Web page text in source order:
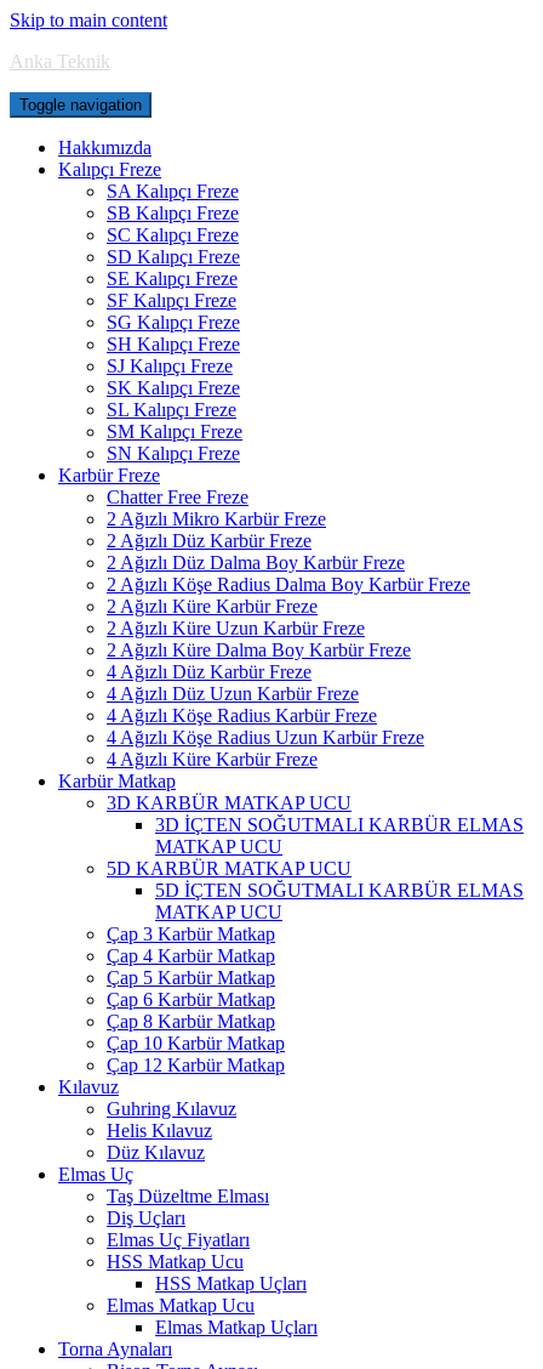
Skip to main content
Anka Teknik
Toggle navigation
Hakkımızda
Kalıpçı Freze
SA Kalıpçı Freze
SB Kalıpçı Freze
SC Kalıpçı Freze
SD Kalıpçı Freze
SE Kalıpçı Freze
SF Kalıpçı Freze
SG Kalıpçı Freze
SH Kalıpçı Freze
SJ Kalıpçı Freze
SK Kalıpçı Freze
SL Kalıpçı Freze
SM Kalıpçı Freze
SN Kalıpçı Freze
Karbür Freze
Chatter Free Freze
2 Ağızlı Mikro Karbür Freze
2 Ağızlı Düz Karbür Freze
2 Ağızlı Düz Dalma Boy Karbür Freze
2 Ağızlı Köşe Radius Dalma Boy Karbür Freze
2 Ağızlı Küre Karbür Freze
2 Ağızlı Küre Uzun Karbür Freze
2 Ağızlı Küre Dalma Boy Karbür Freze
4 Ağızlı Düz Karbür Freze
4 Ağızlı Düz Uzun Karbür Freze
4 Ağızlı Köşe Radius Karbür Freze
4 Ağızlı Köşe Radius Uzun Karbür Freze
4 Ağızlı Küre Karbür Freze
Karbür Matkap
3D KARBÜR MATKAP UCU
3D İÇTEN SOĞUTMALI KARBÜR ELMAS
MATKAP UCU
5D KARBÜR MATKAP UCU
5D İÇTEN SOĞUTMALI KARBÜR ELMAS
MATKAP UCU
Çap 3 Karbür Matkap
Çap 4 Karbür Matkap
Çap 5 Karbür Matkap
Çap 6 Karbür Matkap
Çap 8 Karbür Matkap
Çap 10 Karbür Matkap
Çap 12 Karbür Matkap
Kılavuz
Guhring Kılavuz
Helis Kılavuz
Düz Kılavuz
Elmas Uç
Taş Düzeltme Elması
Diş Uçları
Elmas Uç Fiyatları
HSS Matkap Ucu
HSS Matkap Uçları
Elmas Matkap Ucu
Elmas Matkap Uçları
Torna Aynaları